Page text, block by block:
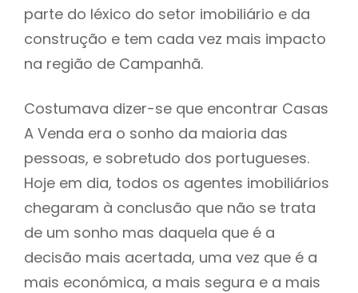
parte do léxico do setor imobiliário e da
construção e tem cada vez mais impacto
na região de Campanhã.
Costumava dizer-se que encontrar Casas
A Venda era o sonho da maioria das
pessoas, e sobretudo dos portugueses.
Hoje em dia, todos os agentes imobiliários
chegaram à conclusão que não se trata
de um sonho mas daquela que é a
decisão mais acertada, uma vez que é a
mais económica, a mais segura e a mais